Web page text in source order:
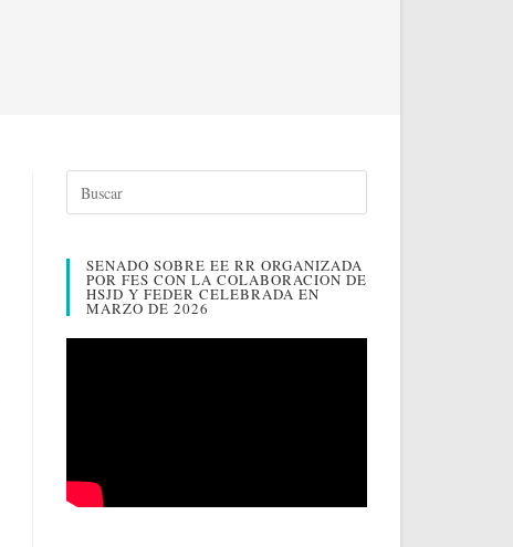
SENADO SOBRE EE RR ORGANIZADA
POR FES CON LA COLABORACION DE
HSJD Y FEDER CELEBRADA EN
MARZO DE 2026